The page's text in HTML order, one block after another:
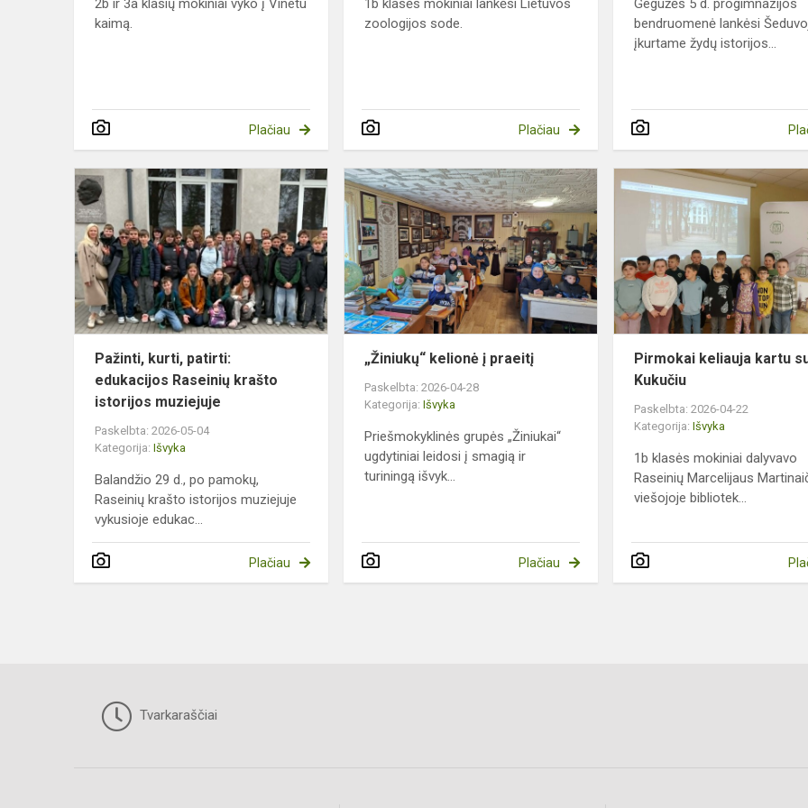
2b ir 3a klasių mokiniai vyko į Vinetu
kaimą.
Plačiau
1b klasės mokiniai lankėsi Lietuvos
zoologijos sode.
Plačiau
Gegužės 5 d. progimnazijos
bendruomenė lankėsi
įkurtame žydų istorijos...
Pažinti,
kurti,
patirti:
edukacijos
Raseinių
krašto
istorij...
Pažinti, kurti, patirti:
edukacijos Raseinių krašto
istorijos muziejuje
Paskelbta: 2026-05-04
Kategorija: Išvyka
Balandžio 29 d., po pamokų,
Raseinių krašto istorijos muziejuje
vykusioje edukac...
Plačiau
„Žiniukų“
į
praeitį
„Žiniukų“ kelionė į praeitį
Paskelbta: 2026-04-28
Kategorija:Išvyka
Priešmokyklinės grupės „Žiniukai“
ugdytiniai leidosi į smagią ir
turiningą išvyk...
Plačiau
Pirmokai keliauja kartu
Kukučiu
Paskelbta: 2026-04-22
Kategorija:Išvyka
1b klasės mokiniai dalyvavo
Raseinių Marcelijaus
viešojoje bibliotek...
Tvarkaraščiai